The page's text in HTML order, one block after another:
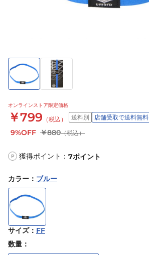
オンラインストア限定価格
￥799 （税込） 送料別 店舗受取で送料無料
9%OFF ￥880（税込）
P 獲得ポイント： 7ポイント
カラー ： ブルー
サイズ： FF
数量：